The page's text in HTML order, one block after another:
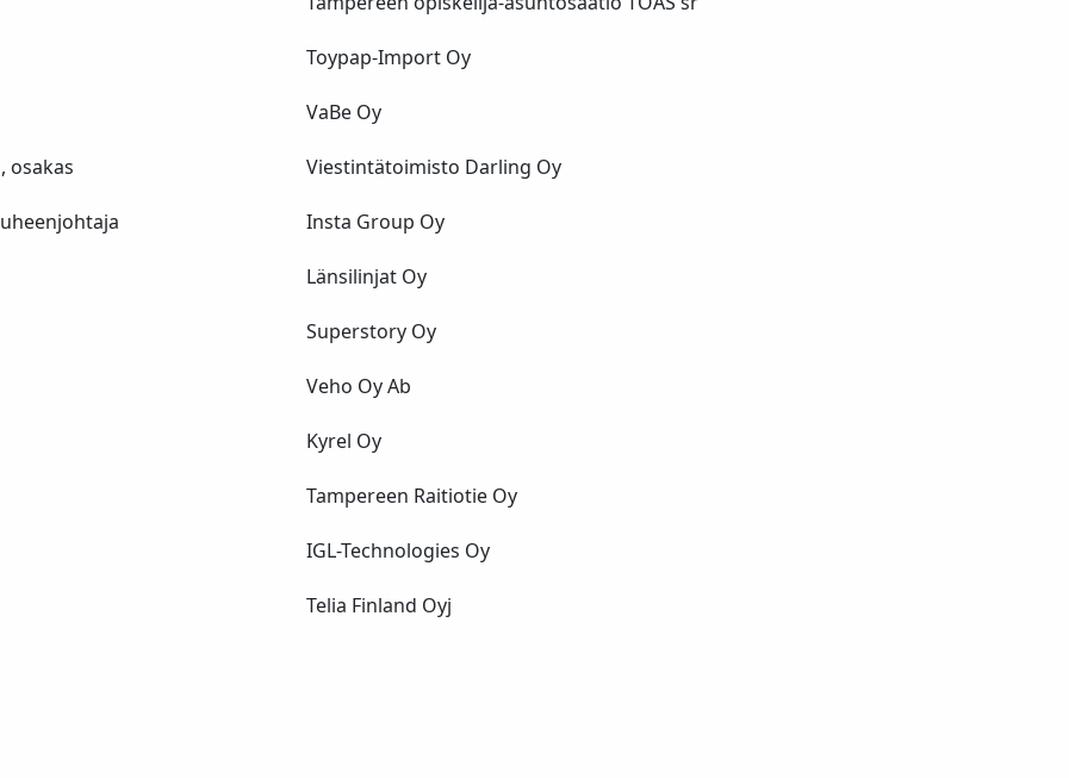
Toypap-Import Oy
VaBe Oy
osakas Viestintätoimisto Darling Oy
Insta Group Oy
Länsilinjat Oy
Superstory Oy
Veho Oy Ab
Kyrel Oy
Tampereen Raitiotie Oy
IGL-Technologies Oy
Telia Finland Oyj